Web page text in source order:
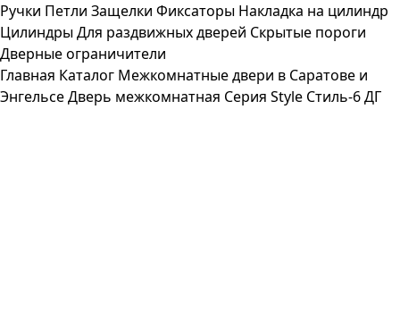
Ручки Петли Защелки Фиксаторы Накладка на цилиндр
ЦилиндрыДля раздвижных дверей Скрытые пороги
Дверные ограничители
Главная Каталог Межкомнатные двери в Саратове и
ЭнгельсеДверь межкомнатная Серия Style Стиль-6 ДГ